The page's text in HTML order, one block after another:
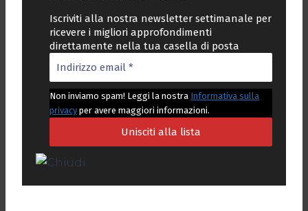
Iscriviti alla nostra newsletter settimanale per
ricevere i migliori approfondimenti
direttamente nella tua casella di posta
Non inviamo spam! Leggi la nostra Informativa sulla
privacy per avere maggiori informazioni.